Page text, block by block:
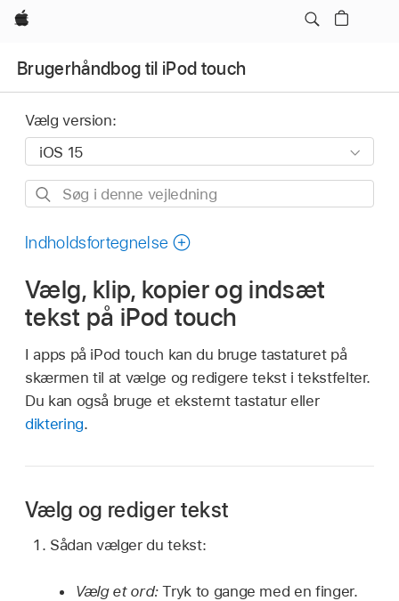
Apple
Brugerhåndbog til iPod touch
Vælg version:
Søg
denne
Indholdsfortegnelse
Vælg, klip, kopier og indsæt
tekst på iPod touch
I apps på iPod touch kan du bruge tastaturet på
skærmen til at vælge og redigere tekst i tekstfelter.
Du kan også bruge et eksternt tastatur eller
diktering.
Vælg og rediger tekst
Sådan vælger du tekst:
Vælg et ord:Tryk to gange med en finger.